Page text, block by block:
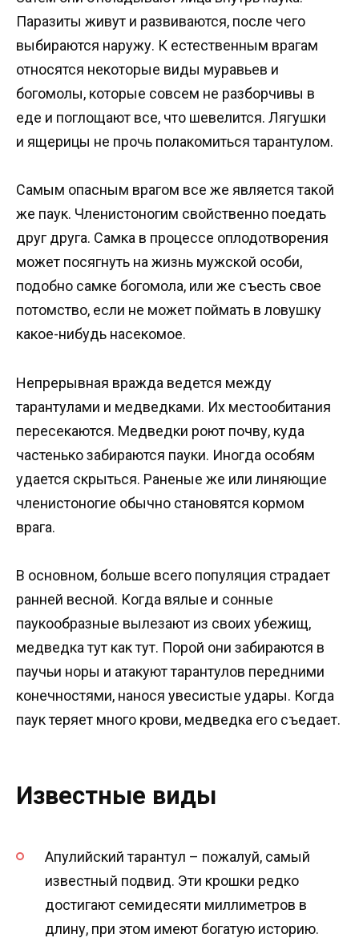
Паразиты живут и развиваются, после чего
выбираются наружу. К естественным врагам
относятся некоторые виды муравьев и
богомолы, которые совсем не разборчивы в
еде и поглощают все, что шевелится. Лягушки
и ящерицы не прочь полакомиться тарантулом.
Самым опасным врагом все же является такой
же паук. Членистоногим свойственно поедать
друг друга. Самка в процессе оплодотворения
может посягнуть на жизнь мужской особи,
подобно самке богомола, или же съесть свое
потомство, если не может поймать в ловушку
какое-нибудь насекомое.
Непрерывная вражда ведется между
тарантулами и медведками. Их местообитания
пересекаются. Медведки роют почву, куда
частенько забираются пауки. Иногда особям
удается скрыться. Раненые же или линяющие
членистоногие обычно становятся кормом
врага.
В основном, больше всего популяция страдает
ранней весной. Когда вялые и сонные
паукообразные вылезают из своих убежищ,
медведка тут как тут. Порой они забираются в
паучьи норы и атакуют тарантулов передними
конечностями, нанося увесистые удары. Когда
паук теряет много крови, медведка его съедает.
Известные виды
Апулийский тарантул – пожалуй, самый
известный подвид. Эти крошки редко
достигают семидесяти миллиметров в
длину, при этом имеют богатую историю.